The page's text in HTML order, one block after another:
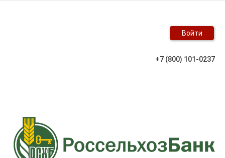
Войти
+7 (800) 101-0237